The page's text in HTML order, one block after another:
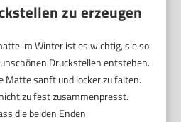
zu erzeugen
im Winter ist es wichtig, sie so
Druckstellen entstehen.
Matte sanft und locker zu falten.
zu fest zusammenpresst.
die beiden Enden